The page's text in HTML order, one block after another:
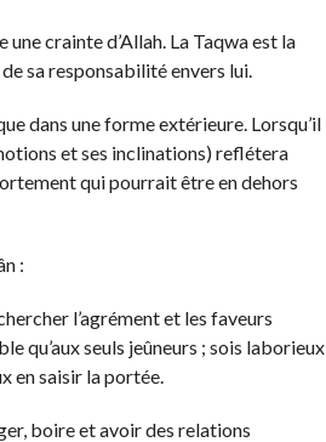
crainte d’Allah. La Taqwa est la
sa responsabilité envers lui.
dans une forme extérieure. Lorsqu’il
et ses inclinations) reflétera
qui pourrait être en dehors
:
l’agrément et les faveurs
qu’aux seuls jeûneurs ; sois laborieux
en saisir la portée.
boire et avoir des relations